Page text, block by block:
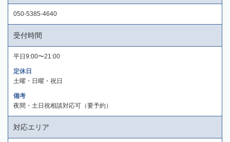
050-5385-4640
受付時間
平日9:00〜21:00
定休日
土曜・日曜・祝日
備考
夜間・土日祝相談対応可（要予約）
対応エリア